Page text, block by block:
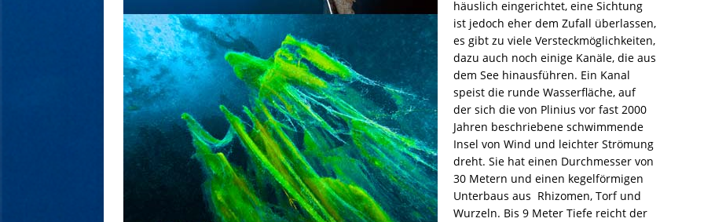
häuslich eingerichtet, eine Sichtung
ist jedoch eher dem Zufall überlassen,
es gibt zu viele Versteckmöglichkeiten,
dazu auch noch einige Kanäle, die aus
dem See hinausführen. Ein Kanal
speist die runde Wasserfläche, auf
der sich die von Plinius vor fast 2000
Jahren beschriebene schwimmende
Insel von Wind und leichter Strömung
dreht. Sie hat einen Durchmesser von
30 Metern und einen kegelförmigen
Unterbaus aus Rhizomen, Torf und
Wurzeln. Bis 9 Meter Tiefe reicht der